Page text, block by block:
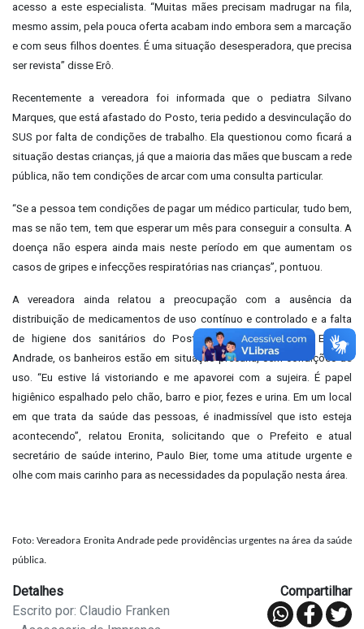
acesso a este especialista. “Muitas mães precisam madrugar na fila,
mesmo assim, pela pouca oferta acabam indo embora sem a marcação
e com seus filhos doentes. É uma situação desesperadora, que precisa
ser revista” disse Erô.
Recentemente a vereadora foi informada que o pediatra Silvano
Marques, que está afastado do Posto, teria pedido a desvinculação do
SUS por falta de condições de trabalho. Ela questionou como ficará a
situação destas crianças, já que a maioria das mães que buscam a rede
pública, não tem condições de arcar com uma consulta particular.
“Se a pessoa tem condições de pagar um médico particular, tudo bem,
mas se não tem, tem que esperar um mês para conseguir a consulta. A
doença não espera ainda mais neste período em que aumentam os
casos de gripes e infecções respiratórias nas crianças”, pontuou.
A vereadora ainda relatou a preocupação com a ausência da
distribuição de medicamentos de uso contínuo e controlado e a falta
de higiene dos sanitários do Posto de Saúde. Segundo Eronita
Andrade, os banheiros estão em situação precária, sem condições de
uso. “Eu estive lá vistoriando e me apavorei com a sujeira. É papel
higiênico espalhado pelo chão, barro e pior, fezes e urina. Em um local
em que trata da saúde das pessoas, é inadmissível que isto esteja
acontecendo”, relatou Eronita, solicitando que o Prefeito e atual
secretário de saúde interino, Paulo Bier, tome uma atitude urgente e
olhe com mais carinho para as necessidades da população nesta área.
Foto: Vereadora Eronita Andrade pede providências urgentes na área da saúde
pública.
Detalhes
Escrito por: Claudio Franken
Compartilhar